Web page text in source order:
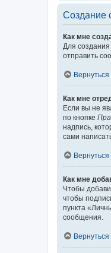
Создание
Как мне
Для
отправить
Вернуться
Как мне
Если вы не
по кнопке
надпись,
сами
Вернуться
Как мне
Чтобы
чтобы
пункта
сообщения.
Вернуться